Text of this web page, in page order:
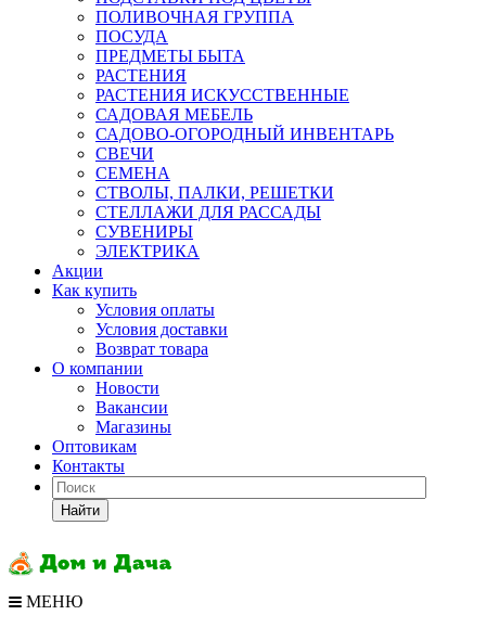
ПОЛИВОЧНАЯ ГРУППА
ПОСУДА
ПРЕДМЕТЫ БЫТА
РАСТЕНИЯ
РАСТЕНИЯ ИСКУССТВЕННЫЕ
САДОВАЯ МЕБЕЛЬ
САДОВО-ОГОРОДНЫЙ ИНВЕНТАРЬ
СВЕЧИ
СЕМЕНА
СТВОЛЫ, ПАЛКИ, РЕШЕТКИ
СТЕЛЛАЖИ ДЛЯ РАССАДЫ
СУВЕНИРЫ
ЭЛЕКТРИКА
Акции
Как купить
Условия оплаты
Условия доставки
Возврат товара
О компании
Новости
Вакансии
Магазины
Оптовикам
Контакты
Найти
МЕНЮ